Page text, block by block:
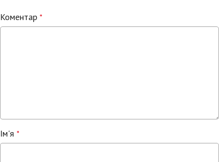
Коментар *
Ім'я *